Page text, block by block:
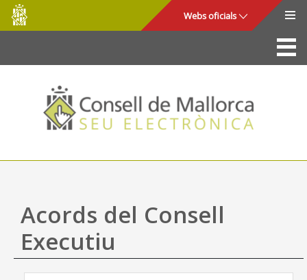
Salta al contingut principal
Consell
de
Mallorca
Webs oficials
La Seu
Consell de Mallorca
Accés i seguretat
Utilitats
Ajuda
Acords del Consell
Executiu